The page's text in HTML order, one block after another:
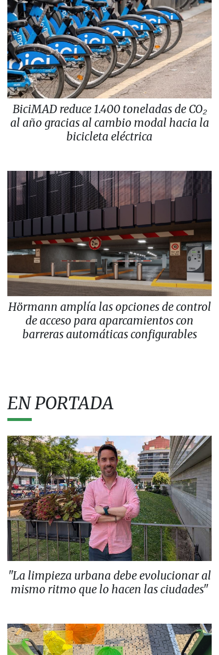
BiciMAD reduce 1.400 toneladas de CO₂
al año gracias al cambio modal hacia la
bicicleta eléctrica
Hörmann amplía las opciones de control
de acceso para aparcamientos con
barreras automáticas configurables
EN PORTADA
"La limpieza urbana debe evolucionar al
mismo ritmo que lo hacen las ciudades"